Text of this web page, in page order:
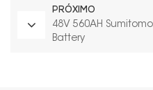
PRÓXIMO
48V 560AH
Battery